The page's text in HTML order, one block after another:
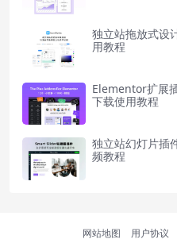
独立站拖放式设
用教程
Elementor扩展
下载使用教程
独立站幻灯片插
频教程
网站地图 用户协议